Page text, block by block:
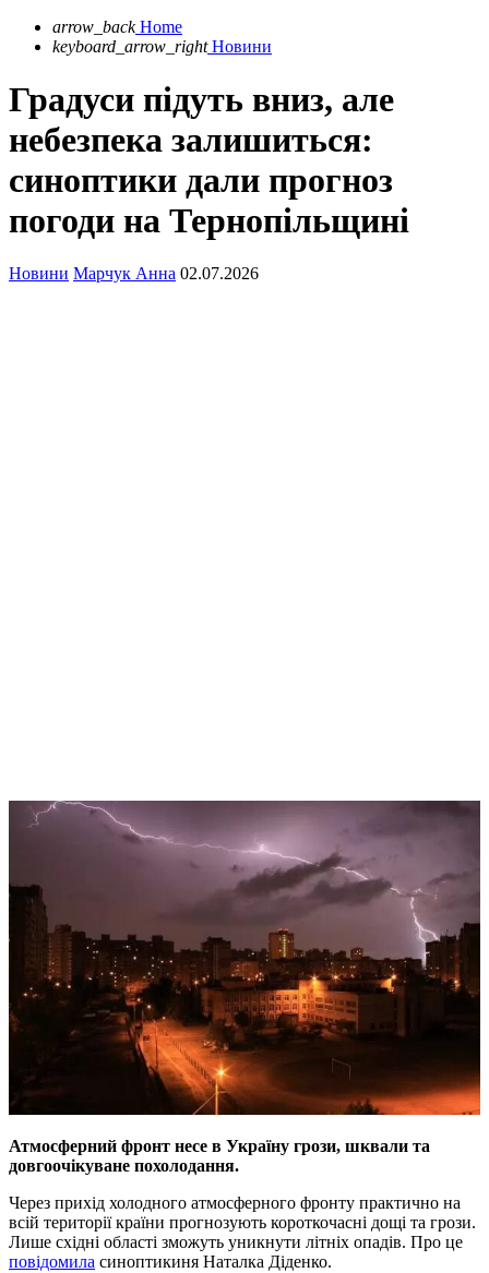
arrow_back Home
keyboard_arrow_right Новини
Градуси підуть вниз, але
небезпека залишиться:
синоптики дали прогноз
погоди на Тернопільщині
Новини Марчук Анна 02.07.2026
Атмосферний фронт несе в Україну грози, шквали та
довгоочікуване похолодання.
Через прихід холодного атмосферного фронту практично на
всій території країни прогнозують короткочасні дощі та грози.
Лише східні області зможуть уникнути літніх опадів. Про це
повідомила синоптикиня Наталка Діденко.